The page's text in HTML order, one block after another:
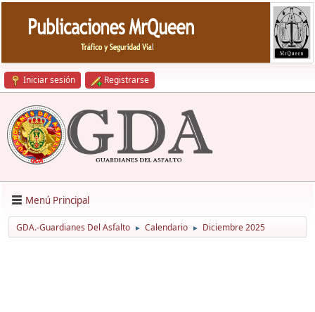
Iniciar sesión Registrarse
Menú Principal
GDA.-Guardianes Del Asfalto ► Calendario ► Diciembre 2025